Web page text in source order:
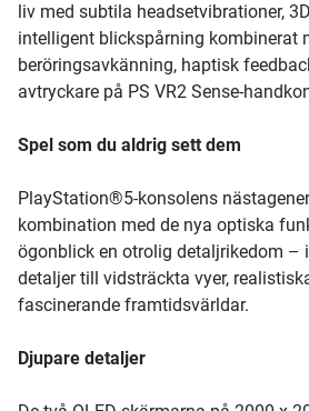
liv med subtila headsetvibrationer,
intelligent blickspårning kombinerat
beröringsavkänning, haptisk
avtryckare på PS VR2 Sense-
Spel som du aldrig sett dem
PlayStation®5-konsolens
kombination med de nya optiska
ögonblick en otrolig detaljrikedom –
detaljer till vidsträckta vyer,
fascinerande framtidsvärldar.
Djupare detaljer